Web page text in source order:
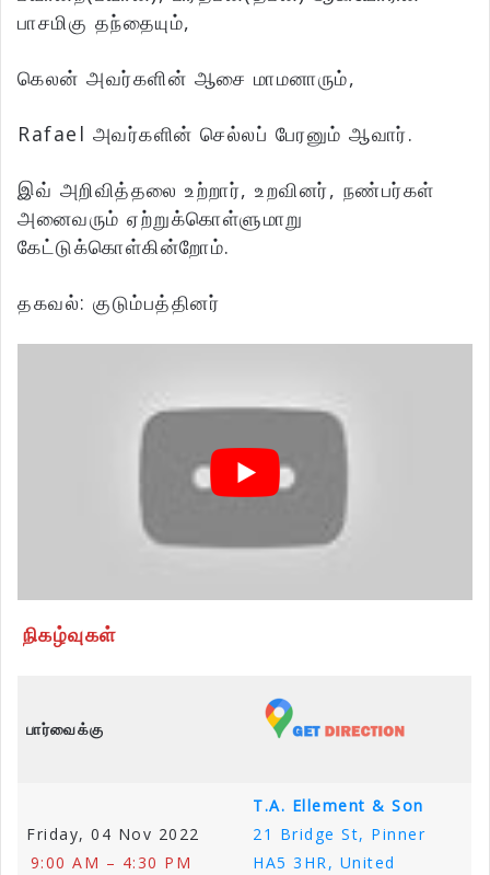
பாசமிகு தந்தையும்,
கெலன் அவர்களின் ஆசை மாமனாரும்,
Rafael அவர்களின் செல்லப் பேரனும் ஆவார்.
இவ் அறிவித்தலை உற்றார், உறவினர், நண்பர்கள்
அனைவரும் ஏற்றுக்கொள்ளுமாறு
கேட்டுக்கொள்கின்றோம்.
தகவல்: குடும்பத்தினர்
நிகழ்வுகள்
பார்வைக்கு
Friday, 04 Nov 2022
9:00 AM – 4:30 PM
T.A. Ellement & Son
21 Bridge St, Pinner
HA5 3HR, United